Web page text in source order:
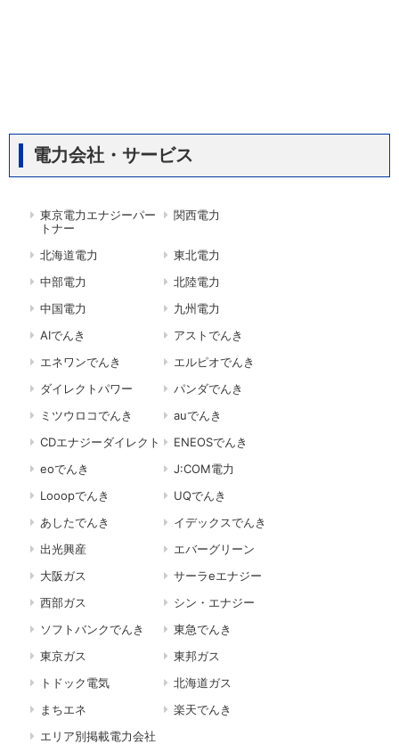
電力会社・サービス
東京電力エナジーパー
トナー
関西電力
北海道電力
東北電力
中部電力
北陸電力
中国電力
九州電力
AIでんき
アストでんき
エネワンでんき
エルピオでんき
ダイレクトパワー
パンダでんき
ミツウロコでんき
auでんき
CDエナジーダイレクト
ENEOSでんき
eoでんき
J:COM電力
Looopでんき
UQでんき
あしたでんき
イデックスでんき
出光興産
エバーグリーン
大阪ガス
サーラeエナジー
西部ガス
シン・エナジー
ソフトバンクでんき
東急でんき
東京ガス
東邦ガス
トドック電気
北海道ガス
まちエネ
楽天でんき
エリア別掲載電力会社